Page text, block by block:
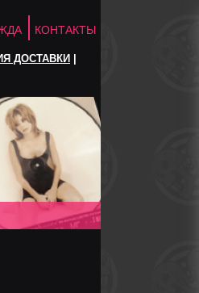
КОНТАКТЫ
ДОСТАВКИ